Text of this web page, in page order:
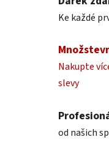
Ke každé
Nakupte
slevy
od našich